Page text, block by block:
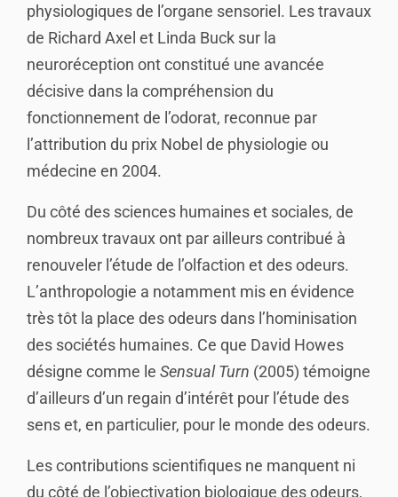
physiologiques de l’organe sensoriel. Les travaux
de Richard Axel et Linda Buck sur la
neuroréception ont constitué une avancée
décisive dans la compréhension du
fonctionnement de l’odorat, reconnue par
l’attribution du prix Nobel de physiologie ou
médecine en 2004.
Du côté des sciences humaines et sociales, de
nombreux travaux ont par ailleurs contribué à
renouveler l’étude de l’olfaction et des odeurs.
L’anthropologie a notamment mis en évidence
très tôt la place des odeurs dans l’hominisation
des sociétés humaines. Ce que David Howes
désigne comme le Sensual Turn (2005) témoigne
d’ailleurs d’un regain d’intérêt pour l’étude des
sens et, en particulier, pour le monde des odeurs.
Les contributions scientifiques ne manquent ni
du côté de l’objectivation biologique des odeurs,